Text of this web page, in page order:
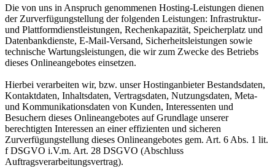
Die von uns in Anspruch genommenen Hosting-Leistungen dienen
der Zurverfügungstellung der folgenden Leistungen: Infrastruktur-
und Plattformdienstleistungen, Rechenkapazität, Speicherplatz und
Datenbankdienste, E-Mail-Versand, Sicherheitsleistungen sowie
technische Wartungsleistungen, die wir zum Zwecke des Betriebs
dieses Onlineangebotes einsetzen.
Hierbei verarbeiten wir, bzw. unser Hostinganbieter Bestandsdaten,
Kontaktdaten, Inhaltsdaten, Vertragsdaten, Nutzungsdaten, Meta-
und Kommunikationsdaten von Kunden, Interessenten und
Besuchern dieses Onlineangebotes auf Grundlage unserer
berechtigten Interessen an einer effizienten und sicheren
Zurverfügungstellung dieses Onlineangebotes gem. Art. 6 Abs. 1 lit.
f DSGVO i.V.m. Art. 28 DSGVO (Abschluss
Auftragsverarbeitungsvertrag).